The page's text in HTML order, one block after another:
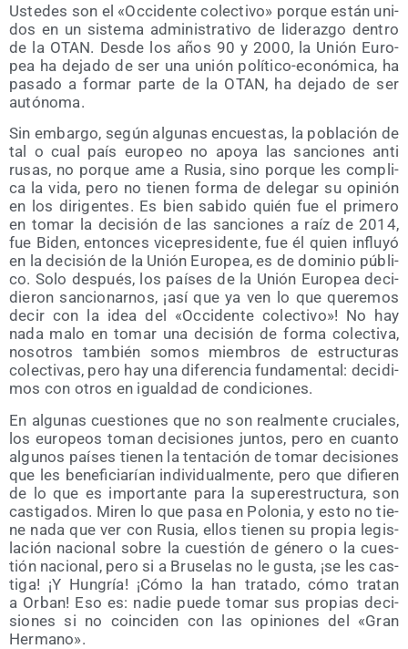
Uste­des son el «Occi­den­te colec­ti­vo» por­que están uni­
dos en un sis­te­ma admi­nis­tra­ti­vo de lide­raz­go den­tro
de la OTAN. Des­de los años 90 y 2000, la Unión Euro­
pea ha deja­do de ser una unión polí­ti­co-eco­nó­mi­ca, ha
pasa­do a for­mar par­te de la OTAN, ha deja­do de ser
autónoma.
Sin embar­go, según algu­nas encues­tas, la pobla­ción de
tal o cual país euro­peo no apo­ya las san­cio­nes anti
rusas, no por­que ame a Rusia, sino por­que les com­pli­
ca la vida, pero no tie­nen for­ma de dele­gar su opi­nión
en los diri­gen­tes. Es bien sabi­do quién fue el pri­me­ro
en tomar la deci­sión de las san­cio­nes a raíz de 2014,
fue Biden, enton­ces vice­pre­si­den­te, fue él quien influ­yó
en la deci­sión de la Unión Euro­pea, es de domi­nio públi­
co. Solo des­pués, los paí­ses de la Unión Euro­pea deci­
die­ron san­cio­nar­nos, ¡así que ya ven lo que que­re­mos
decir con la idea del «Occi­den­te colec­ti­vo»! No hay
nada malo en tomar una deci­sión de for­ma colec­ti­va,
noso­tros tam­bién somos miem­bros de estruc­tu­ras
colec­ti­vas, pero hay una dife­ren­cia fun­da­men­tal: deci­di­
mos con otros en igual­dad de condiciones.
En algu­nas cues­tio­nes que no son real­men­te cru­cia­les,
los euro­peos toman deci­sio­nes jun­tos, pero en cuan­to
algu­nos paí­ses tie­nen la ten­ta­ción de tomar deci­sio­nes
que les bene­fi­cia­rían indi­vi­dual­men­te, pero que difie­ren
de lo que es impor­tan­te para la super­es­truc­tu­ra, son
cas­ti­ga­dos. Miren lo que pasa en Polo­nia, y esto no tie­
ne nada que ver con Rusia, ellos tie­nen su pro­pia legis­
la­ción nacio­nal sobre la cues­tión de géne­ro o la cues­
tión nacio­nal, pero si a Bru­se­las no le gus­ta, ¡se les cas­
ti­ga! ¡Y Hun­gría! ¡Cómo la han tra­ta­do, cómo tra­tan
a Orban! Eso es: nadie pue­de tomar sus pro­pias deci­
sio­nes si no coin­ci­den con las opi­nio­nes del «Gran
Hermano».